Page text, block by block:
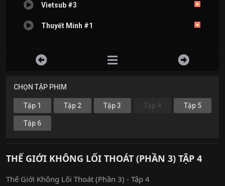
Vietsub #3
Thuyết Minh #1
CHỌN TẬP PHIM
Tập 1 Tập 2 Tập 3 Tập 4 Tập 5
Tập 6
THẾ GIỚI KHÔNG LỐI THOÁT (PHẦN 3) TẬP 4
Thế Giới Không Lối Thoát (Phần 3) - Tập 4